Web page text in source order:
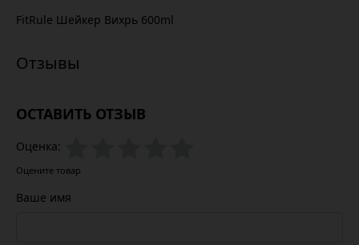
FitRule Шейкер Вихрь 600ml
ОСТАВИТЬ ОТЗЫВ
Оценка:
Оцените товар
Ваше имя